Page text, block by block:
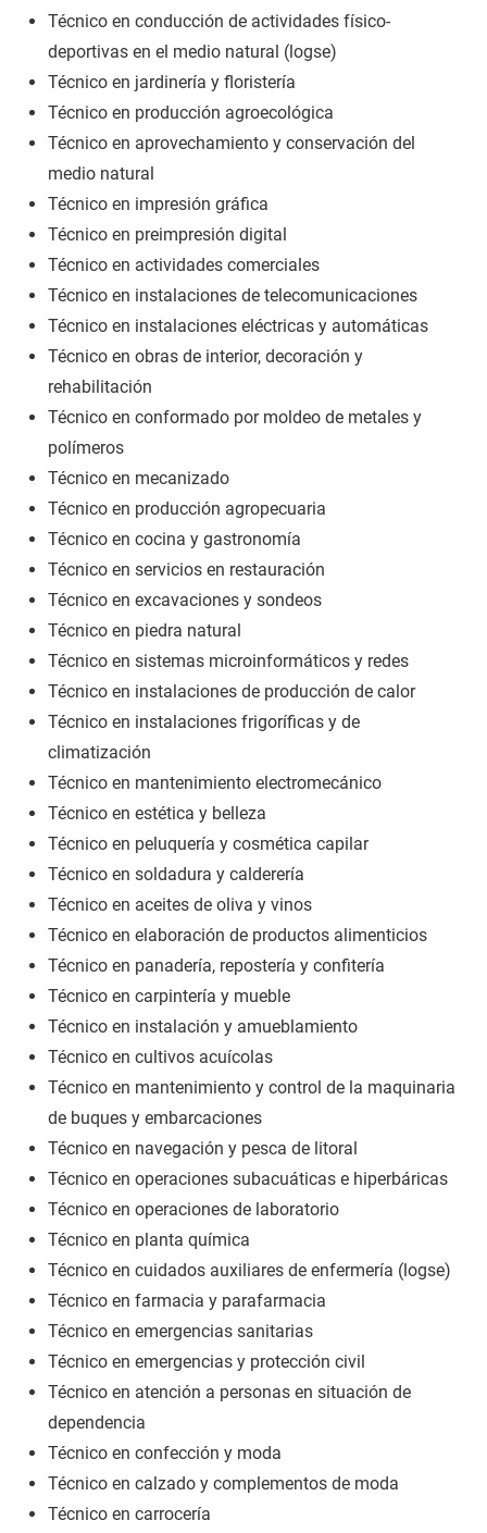
Técnico en conducción de actividades físico-
deportivas en el medio natural (logse)
Técnico en jardinería y floristería
Técnico en producción agroecológica
Técnico en aprovechamiento y conservación del
medio natural
Técnico en impresión gráfica
Técnico en preimpresión digital
Técnico en actividades comerciales
Técnico en instalaciones de telecomunicaciones
Técnico en instalaciones eléctricas y automáticas
Técnico en obras de interior, decoración y
rehabilitación
Técnico en conformado por moldeo de metales y
polímeros
Técnico en mecanizado
Técnico en producción agropecuaria
Técnico en cocina y gastronomía
Técnico en servicios en restauración
Técnico en excavaciones y sondeos
Técnico en piedra natural
Técnico en sistemas microinformáticos y redes
Técnico en instalaciones de producción de calor
Técnico en instalaciones frigoríficas y de
climatización
Técnico en mantenimiento electromecánico
Técnico en estética y belleza
Técnico en peluquería y cosmética capilar
Técnico en soldadura y calderería
Técnico en aceites de oliva y vinos
Técnico en elaboración de productos alimenticios
Técnico en panadería, repostería y confitería
Técnico en carpintería y mueble
Técnico en instalación y amueblamiento
Técnico en cultivos acuícolas
Técnico en mantenimiento y control de la maquinaria
de buques y embarcaciones
Técnico en navegación y pesca de litoral
Técnico en operaciones subacuáticas e hiperbáricas
Técnico en operaciones de laboratorio
Técnico en planta química
Técnico en cuidados auxiliares de enfermería (logse)
Técnico en farmacia y parafarmacia
Técnico en emergencias sanitarias
Técnico en emergencias y protección civil
Técnico en atención a personas en situación de
dependencia
Técnico en confección y moda
Técnico en calzado y complementos de moda
Técnico en carrocería